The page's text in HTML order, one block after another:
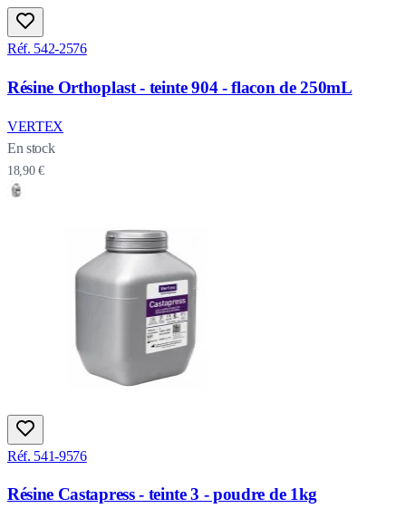
Réf. 542-2576
Résine Orthoplast - teinte 904 - flacon de 250mL
VERTEX
En stock
18,90 €
Réf. 541-9576
Résine Castapress - teinte 3 - poudre de 1kg